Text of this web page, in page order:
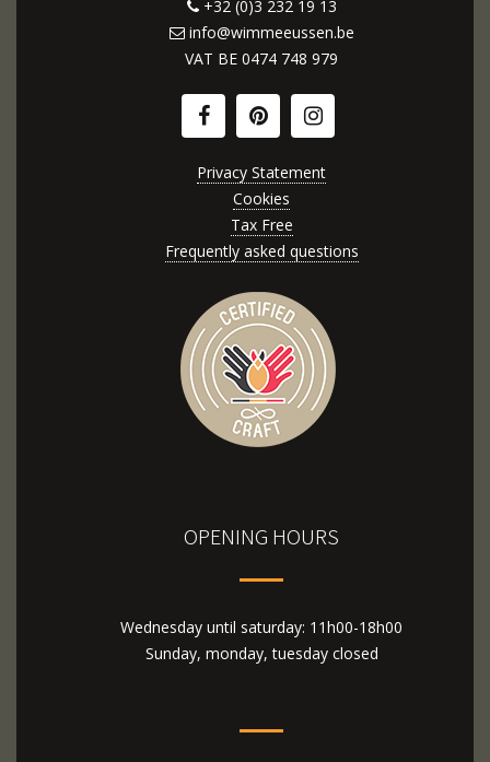
+32 (0)3 232 19 13
info@wimmeeussen.be
VAT BE 0474 748 979
Privacy Statement
Cookies
Tax Free
Frequently asked questions
OPENING HOURS
Wednesday until saturday: 11h00-18h00
Sunday, monday, tuesday closed